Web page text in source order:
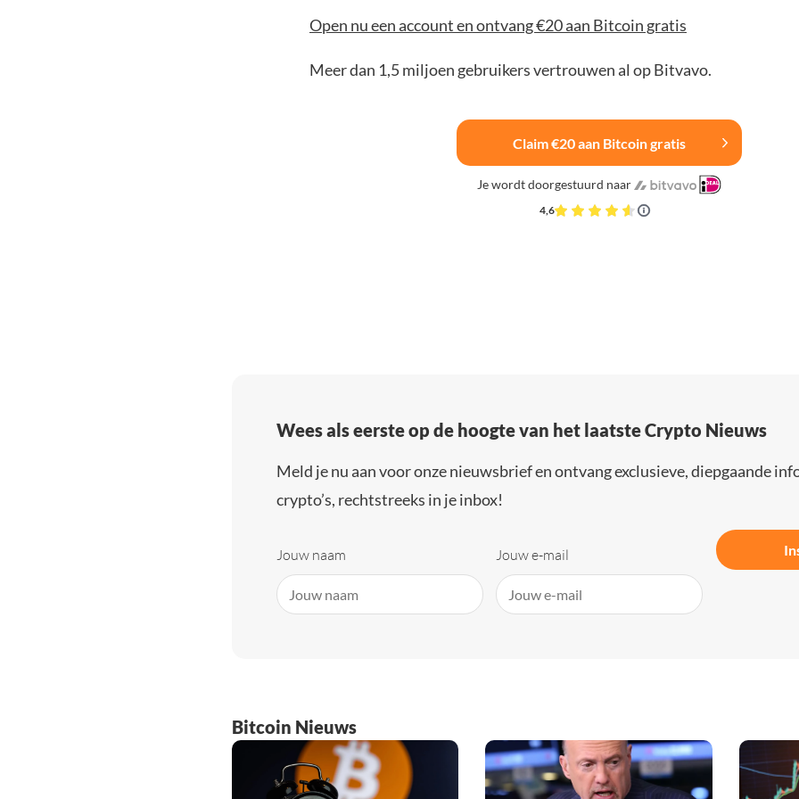
Open nu een account en ontvang €20 aan Bitcoin gratis
Meer dan 1,5 miljoen gebruikers vertrouwen al op Bitvavo.
Claim €20 aan Bitcoin gratis
Je wordt doorgestuurd naar
4,6
Wees als eerste op de hoogte van het laatste Crypto Nieuws
Meld je nu aan voor onze nieuwsbrief en ontvang exclusieve, diepgaande
crypto’s, rechtstreeks in je inbox!
Jouw naam Jouw e-mail
Bitcoin Nieuws